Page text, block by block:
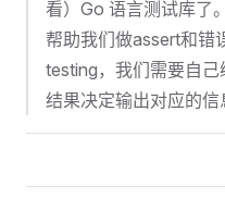
看）Go 语言测试库了
帮助我们做assert和错
testing，我们需要自
结果决定输出对应的信